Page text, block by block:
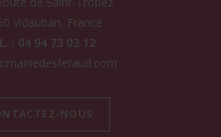
Vidauban, France
: 04 94 73 03 12
NOUS